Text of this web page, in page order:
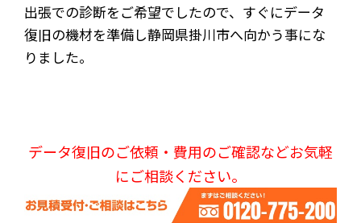
出張での診断をご希望でしたので、すぐにデータ
復旧の機材を準備し静岡県掛川市へ向かう事にな
りました。
データ復旧のご依頼・費用のご確認などお気軽
にご相談ください。